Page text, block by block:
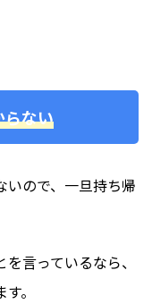
らない
いので、一旦持ち帰
言っているなら、
。